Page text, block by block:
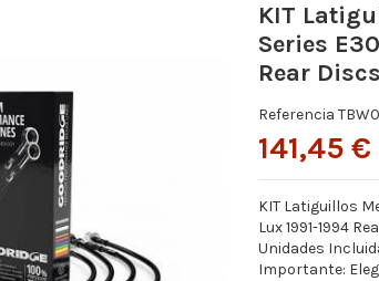
KIT
Series
Rear Discs
Referencia
141,45 €
KIT Latiguillos
Lux 1991-1994
Unidades
Importante: